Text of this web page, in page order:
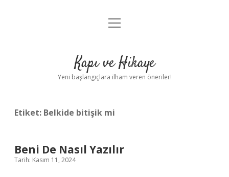
Anasayfa
Yasal Uyarı
menüyü
Kapı ve Hikaye
Yeni başlangıçlara ilham veren öneriler!
Etiket: Belkide bitişik mi
Beni De Nasıl Yazılır
Tarih: Kasım 11, 2024